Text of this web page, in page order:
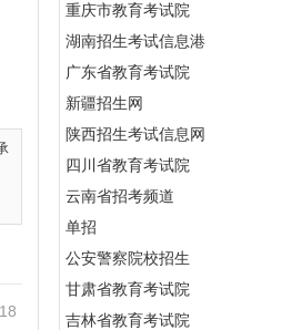
重庆市教育考试院
湖南招生考试信息港
广东省教育考试院
新疆招生网
陕西招生考试信息网
四川省教育考试院
云南省招考频道
单招
公安警察院校招生
甘肃省教育考试院
吉林省教育考试院